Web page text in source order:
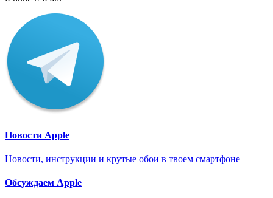
Новости Apple
Новости, инструкции и крутые обои в твоем смартфоне
Обсуждаем Apple